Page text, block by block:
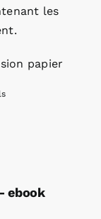
les
papier
ebook